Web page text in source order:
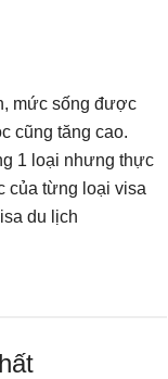
mức sống được
cũng tăng cao.
1 loại nhưng thực
của từng loại visa
du lịch